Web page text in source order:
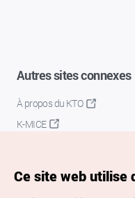
Autres sites connexes
À propos du KTO
K-MICE
Ce site web utilise